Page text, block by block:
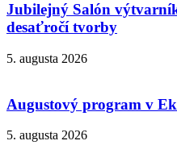
Jubilejný Salón
desaťročí tvorby
5. augusta 2026
Augustový program v
5. augusta 2026